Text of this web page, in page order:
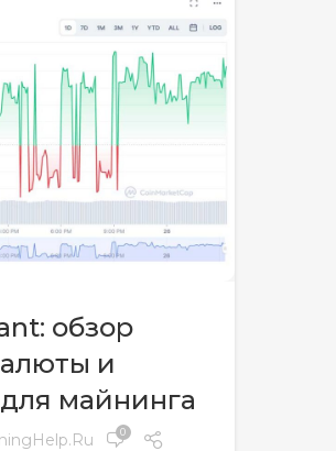
обзор
и
майнинга
0